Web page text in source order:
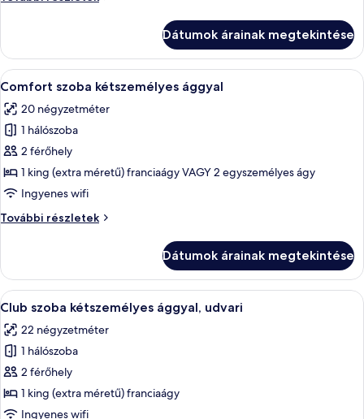
Dátumok árainak megtekintése
A
következő
szoba
összes
képének
megtekintése:
Comfort
kétszemélyes
Egy szállodai szoba két egyágyas
22
Comfort szoba kétszemélyes ággyal
20 négyzetméter
1 hálószoba
2 férőhely
1 king (extra méretű) franciaágy VAGY 2 egyszemélyes ágy
Ingyenes wifi
További részletek
Comfort
további
részletei
Dátumok árainak megtekintése
A
következő
szoba
összes
képének
megtekintése:
Club
Egy szállodai szoba, melyben
14
Club szoba kétszemélyes ággyal, udvari
22 négyzetméter
1 hálószoba
2 férőhely
1 king (extra méretű) franciaágy
Ingyenes wifi